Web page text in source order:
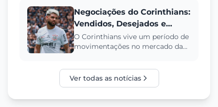
Negociações do Corinthians:
Vendidos, Desejados e
Especulados
O Corinthians vive um período de
movimentações no mercado da
Ver todas as notícias